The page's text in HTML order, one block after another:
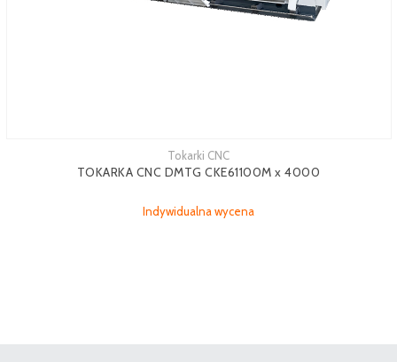
Tokarki CNC
TOKARKA CNC DMTG CKE61100M x 4000
Indywidualna wycena